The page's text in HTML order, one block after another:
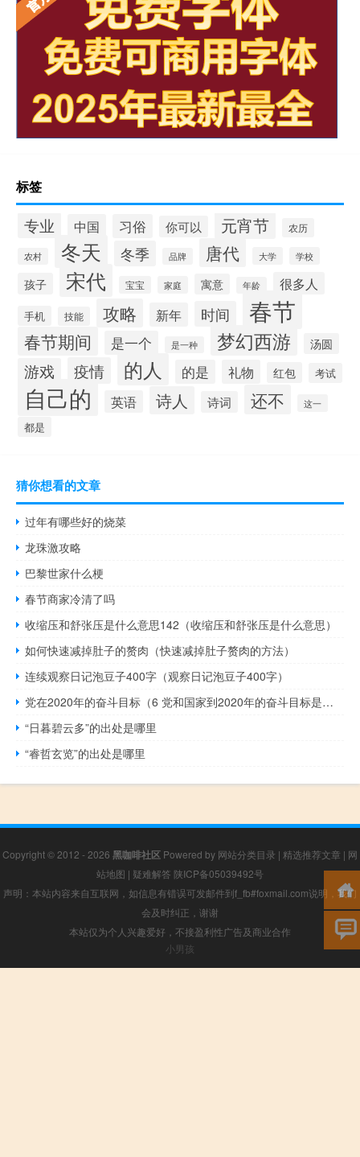
标签
专业 中国 习俗 你可以 元宵节 农历
农村 冬天 冬季 品牌 唐代 大学 学校
孩子 宋代 宝宝 家庭 寓意 年龄 很多人
手机 技能 攻略 新年 时间 春节
春节期间 是一个 是一种 梦幻西游 汤圆
游戏 疫情 的人 的是 礼物 红包 考试
自己的 英语 诗人 诗词 还不 这一
都是
猜你想看的文章
过年有哪些好的烧菜
龙珠激攻略
巴黎世家什么梗
春节商家冷清了吗
收缩压和舒张压是什么意思142（收缩压和舒张压是什么意思）
如何快速减掉肚子的赘肉（快速减掉肚子赘肉的方法）
连续观察日记泡豆子400字（观察日记泡豆子400字）
党在2020年的奋斗目标（6 党和国家到2020年的奋斗目标是什么 为了实现这个目标党提出）
“日暮碧云多”的出处是哪里
“睿哲玄览”的出处是哪里
Copyright © 2012 - 2026 黑咖啡社区 Powered by 网站分类目录 | 精选推荐文章 | 网
站地图 | 疑难解答 陕ICP备05039492号
声明：本站内容来自互联网，如信息有错误可发邮件到f_fb#foxmail.com说明，我们
会及时纠正，谢谢
本站仅为个人兴趣爱好，不接盈利性广告及商业合作
小男孩